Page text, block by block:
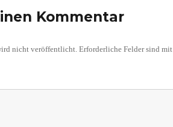
Kommentar
nicht veröffentlicht. Erforderliche Felder sind mit